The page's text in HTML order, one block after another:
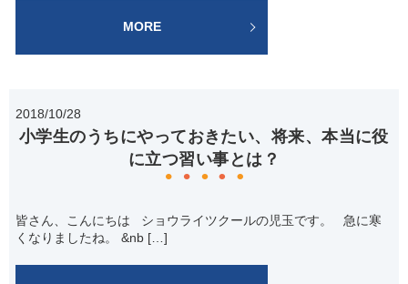
MORE
2018/10/28
小学生のうちにやっておきたい、将来、本当に役
に立つ習い事とは？
皆さん、こんにちは ショウライツクールの児玉です。 急に寒
くなりましたね。 &nb […]